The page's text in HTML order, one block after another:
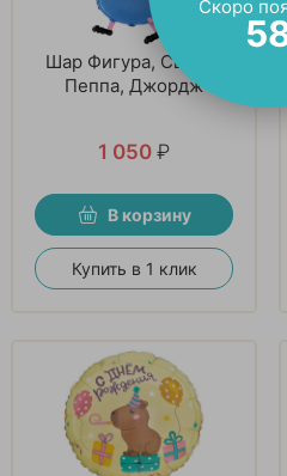
Шар Фигура, Свинка
Пеппа, Джордж
1 050 ₽
В корзину
Купить в 1 клик
Скоро